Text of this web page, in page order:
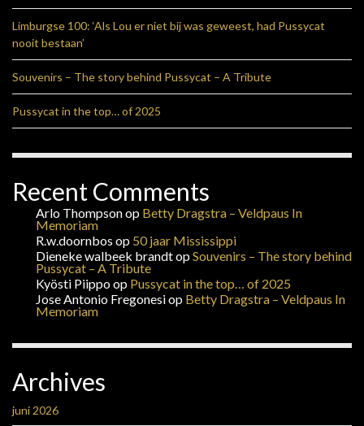
Limburgse 100: ‘Als Lou er niet bij was geweest, had Pussycat
nooit bestaan’
Souvenirs – The story behind Pussycat – A Tribute
Pussycat in the top… of 2025
Recent Comments
Arlo Thompsonop Betty Dragstra – Veldpaus In
Memoriam
R.w.doornbos op 50 jaar Mississippi
Dieneke walbeek brandtopSouvenirs – The story behind
Pussycat – A Tribute
Kyösti Piippoop Pussycat in the top… of 2025
Jose Antonio Fregonesiop Betty Dragstra – Veldpaus In
Memoriam
Archives
juni 2026